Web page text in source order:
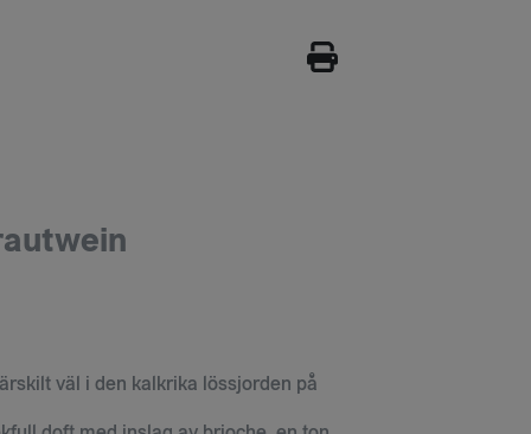
väl i den kalkrika lössjorden på